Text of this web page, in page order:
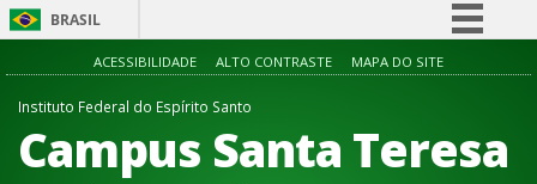
BRASIL
Simplifique!
Participe
Acesso à informação
ACESSIBILIDADE ALTO CONTRASTE MAPA DO SITE
Instituto Federal do Espírito Santo
Campus Santa Teresa